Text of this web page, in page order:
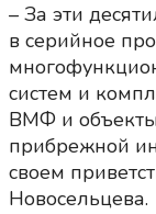
– За эти
в серийное
систем и
ВМФ и
прибрежной
своем
Новосельцева.